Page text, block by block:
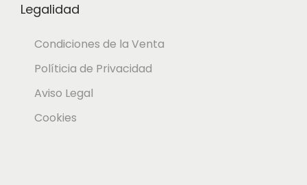
Legalidad
Condiciones de la Venta
Políticia de Privacidad
Aviso Legal
Cookies